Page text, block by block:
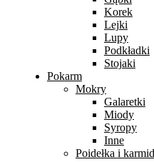
Korek
Lejki
Lupy
Podkładki
Stojaki
Pokarm
Mokry
Galaretki
Miody
Syropy
Inne
Poidełka i